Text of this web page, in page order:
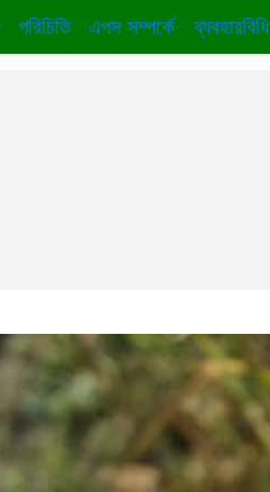
পরিচিতি এপস সম্পর্কে ব্যবহারবিধি